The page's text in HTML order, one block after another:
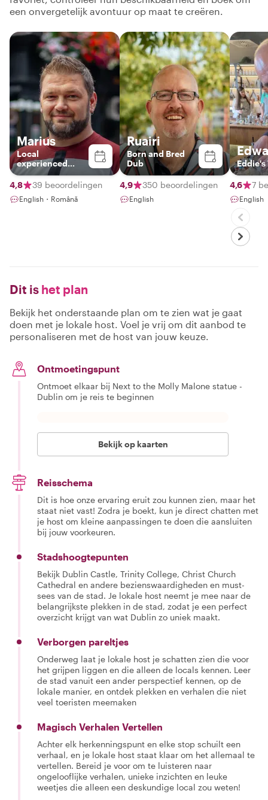
een onvergetelijk avontuur op maat te creëren.
Marius
Local
experienced
tourist
4,8
39 beoordelingen
English・Română
Ruairi
Born and Bred
Dub
4,9 350 beoordelingen
English
Eddie's
4,6 7
English
Dit is het plan
Bekijk het onderstaande plan om te zien wat je gaat
doen met je lokale host. Voel je vrij om dit aanbod te
personaliseren met de host van jouw keuze.
Ontmoetingspunt
Ontmoet elkaar bij Next to the Molly Malone statue -
Dublin om je reis te beginnen
Bekijk op kaarten
Reisschema
Dit is hoe onze ervaring eruit zou kunnen zien, maar het
staat niet vast! Zodra je boekt, kun je direct chatten met
je host om kleine aanpassingen te doen die aansluiten
bij jouw voorkeuren.
Stadshoogtepunten
Bekijk Dublin Castle, Trinity College, Christ Church
Cathedral en andere bezienswaardigheden en must-
sees van de stad. Je lokale host neemt je mee naar de
belangrijkste plekken in de stad, zodat je een perfect
overzicht krijgt van wat Dublin zo uniek maakt.
Verborgen pareltjes
Onderweg laat je lokale host je schatten zien die voor
het grijpen liggen en die alleen de locals kennen. Leer
de stad vanuit een ander perspectief kennen, op de
lokale manier, en ontdek plekken en verhalen die niet
veel toeristen meemaken
Magisch Verhalen Vertellen
Achter elk herkenningspunt en elke stop schuilt een
verhaal, en je lokale host staat klaar om het allemaal te
vertellen. Bereid je voor om te luisteren naar
ongelooflijke verhalen, unieke inzichten en leuke
weetjes die alleen een deskundige local zou weten!